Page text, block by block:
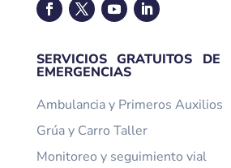
SERVICIOS GRATUITOS DE
EMERGENCIAS
Ambulancia y Primeros Auxilios
Grúa y Carro Taller
Monitoreo y seguimiento vial